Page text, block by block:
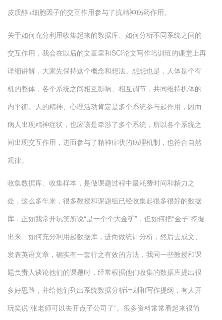
皮质醇+细胞因子的交互作用参与了抗精神病药作用。
关于如何充分利用收集起来的数据库、如何分析不同系统之间的
交互作用，我会在以后的文章里和SCI论文写作培训班的课堂上再
详细讲解，大家先保持这个概念和想法。想想也是，人体是个有
机的整体，各个系统之间相互影响、相互调节，共同维持机体的
内平衡。人的精神、心理活动肯定是多个系统参与起作用，因而
病人出现精神症状，也应该是牵涉了多个系统，所以各个系统之
间出现交互作用，进而参与了精神症状的病理机制，也符合自然
规律。
收集数据库、收集样本，是做课题过程中最耗费时间和精力之
处，这么多年来，很多教授和课题组已经收集起很多很好的数据
库，正如我常开玩笑所说“是一个个大金矿”，但如何把“金子”挖掘
出来、如何充分利用起数据库，进而做统计分析，然后去成文、
发表英语文章，确实有一套行之有效的方法，我同一些教授和课
题负责人谈论他们的课题时，经常根据他们收集的数据库提出很
多好思路，并给他们列出系统数据分析计划和写作提纲，有人开
玩笑说“张老师可以去开点子公司了”。很多资料常常看起来很简